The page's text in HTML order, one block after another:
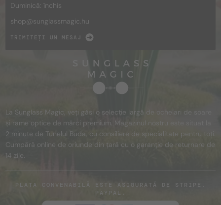
Duminică: închis
shop@sunglassmagic.hu
TRIMITEȚI UN MESAJ
La Sunglass Magic, veți găsi o selecție largă de ochelari de soare
și rame optice de mărci premium. Magazinul nostru este situat la
2 minute de Tunelul Buda, cu consiliere de specialitate pentru toți.
Cumpără online de oriunde din țară cu o garanție de returnare de
14 zile.
PLATA CONVENABILĂ ESTE ASIGURATĂ DE STRIPE,
PAYPAL.